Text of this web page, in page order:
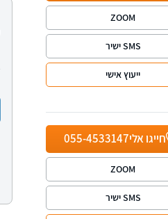
ZOOM
SMS ישיר
ייעוץ אישי
חייגו אלי055-4533147
ZOOM
SMS ישיר